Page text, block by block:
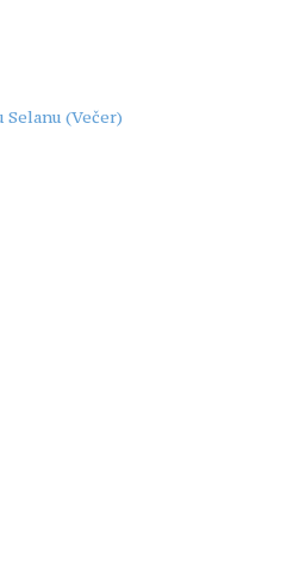
(Večer)